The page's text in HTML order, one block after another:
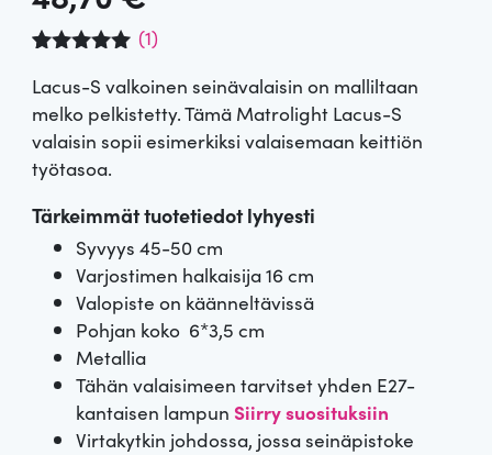
5:stä
perustuen
asiakkaan
arvotuksee
n.
(1)
Lacus-S valkoinen seinävalaisin on malliltaan
melko pelkistetty. Tämä Matrolight Lacus-S
valaisin sopii esimerkiksi valaisemaan keittiön
työtasoa.
Tärkeimmät tuotetiedot lyhyesti
Syvyys 45-50 cm
Varjostimen halkaisija 16 cm
Valopiste on käänneltävissä
Pohjan koko 6*3,5 cm
Metallia
Tähän valaisimeen tarvitset yhden E27-
kantaisen lampun Siirry suosituksiin
Virtakytkin johdossa, jossa seinäpistoke